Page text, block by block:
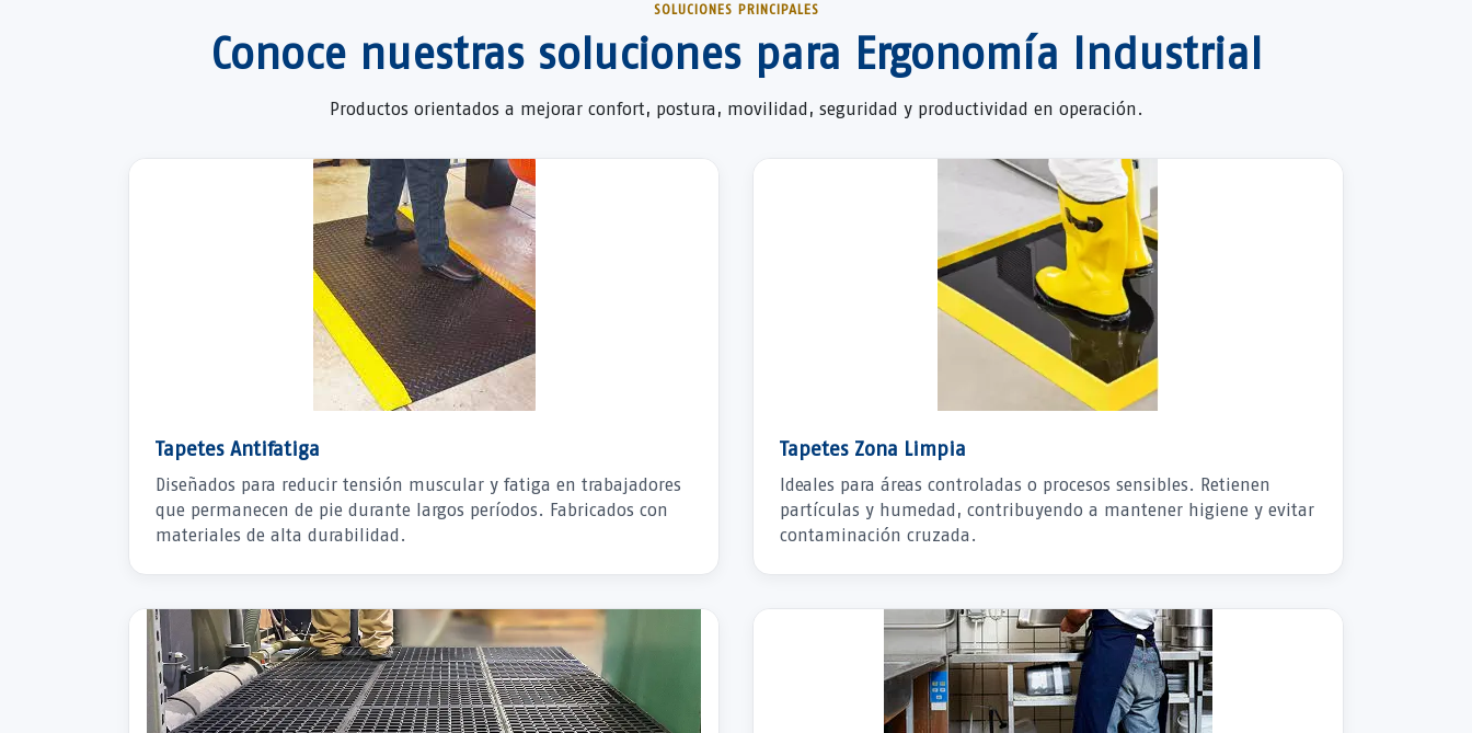
SOLUCIONES PRINCIPALES
Conoce nuestras soluciones para Ergonomía Industrial
Productos orientados a mejorar confort, postura, movilidad, seguridad y productividad en operación.
Tapetes Antifatiga
Diseñados para reducir tensión muscular y fatiga en trabajadores
que permanecen de pie durante largos períodos. Fabricados con
materiales de alta durabilidad.
Tapetes Zona Limpia
Ideales para áreas controladas o procesos sensibles. Retienen
partículas y humedad, contribuyendo a mantener higiene y evitar
contaminación cruzada.